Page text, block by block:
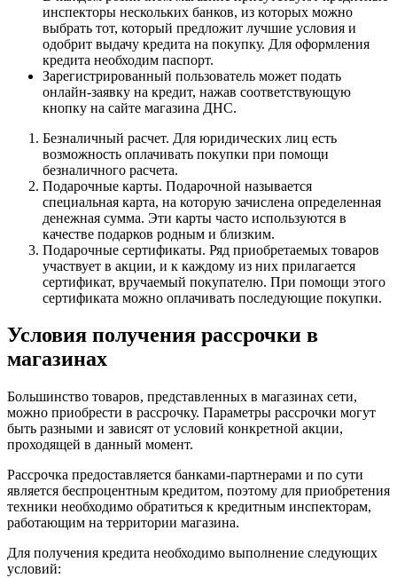
инспекторы нескольких банков, из которых можно
выбрать тот, который предложит лучшие условия и
одобрит выдачу кредита на покупку. Для оформления
кредита необходим паспорт.
Зарегистрированный пользователь может подать
онлайн-заявку на кредит, нажав соответствующую
кнопку на сайте магазина ДНС.
Безналичный расчет. Для юридических лиц есть
возможность оплачивать покупки при помощи
безналичного расчета.
Подарочные карты. Подарочной называется
специальная карта, на которую зачислена определенная
денежная сумма. Эти карты часто используются в
качестве подарков родным и близким.
Подарочные сертификаты. Ряд приобретаемых товаров
участвует в акции, и к каждому из них прилагается
сертификат, вручаемый покупателю. При помощи этого
сертификата можно оплачивать последующие покупки.
Условия получения рассрочки в
магазинах
Большинство товаров, представленных в магазинах сети,
можно приобрести в рассрочку. Параметры рассрочки могут
быть разными и зависят от условий конкретной акции,
проходящей в данный момент.
Рассрочка предоставляется банками-партнерами и по сути
является беспроцентным кредитом, поэтому для приобретения
техники необходимо обратиться к кредитным инспекторам,
работающим на территории магазина.
Для получения кредита необходимо выполнение следующих
условий: